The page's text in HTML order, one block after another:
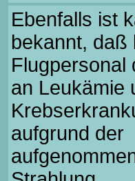
Ebenfalls ist
bekannt, daß
Flugpersonal
an Leukämie
aufgrund der